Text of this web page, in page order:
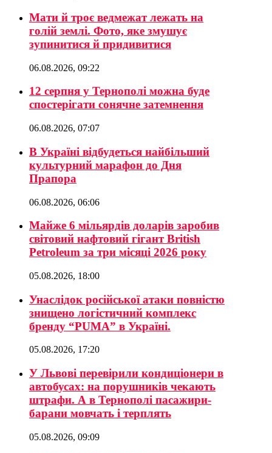
Мати й троє ведмежат лежать на
голій землі. Фото, яке змушує
зупинитися й придивитися
06.08.2026, 09:22
12 серпня у Тернополі можна буде
спостерігати сонячне затемнення
06.08.2026, 07:07
В Україні відбудеться найбільший
культурний марафон до Дня
Прапора
06.08.2026, 06:06
Майже 6 мільярдів доларів заробив
світовий нафтовий гігант British
Petroleum за три місяці 2026 року
05.08.2026, 18:00
Унаслідок російської атаки повністю
знищено логістичний комплекс
бренду “PUMA” в Україні.
05.08.2026, 17:20
У Львові перевірили кондиціонери в
автобусах: на порушників чекають
штрафи. А в Тернополі пасажири-
барани мовчать і терплять
05.08.2026, 09:09